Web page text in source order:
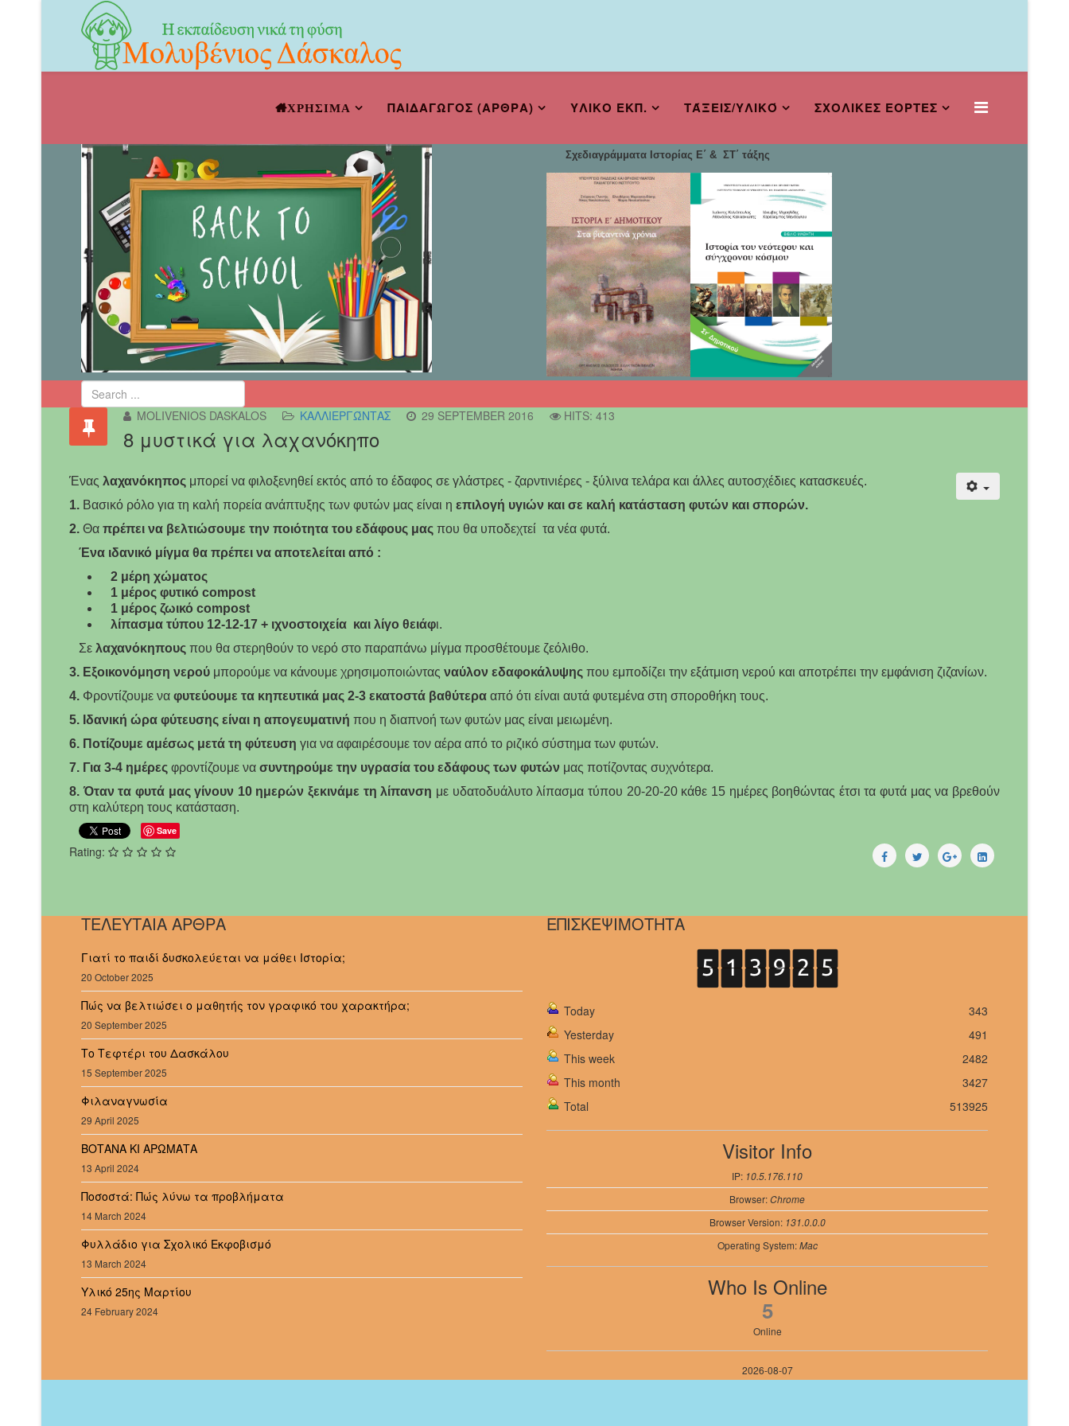
ΧΡΗΣΙΜΑ ΠΑΙΔΑΓΩΓΟΣ (ΑΡΘΡΑ) ΥΛΙΚΟ ΕΚΠ. ΤΆΞΕΙΣ/ΥΛΙΚΌ ΣΧΟΛΙΚΕΣ ΕΟΡΤΕΣ
Σχεδιαγράμματα Ιστορίας Ε΄ & ΣΤ΄ τάξης
MOLIVENIOS DASKALOS ΚΑΛΛΙΕΡΓΏΝΤΑΣ 29 SEPTEMBER 2016 HITS: 413
8 μυστικά για λαχανόκηπο
Ένας λαχανόκηπος μπορεί να φιλοξενηθεί εκτός από το έδαφος σε γλάστρες - ζαρντινιέρες - ξύλινα τελάρα και άλλες αυτοσχέδιες κατασκευές.
1. Βασικό ρόλο για τη καλή πορεία ανάπτυξης των φυτών μας είναι η επιλογή υγιών και σε καλή κατάσταση φυτών και σπορών.
2. Θα πρέπει να βελτιώσουμε την ποιότητα του εδάφους μας που θα υποδεχτεί τα νέα φυτά.
Ένα ιδανικό μίγμα θα πρέπει να αποτελείται από :
2 μέρη χώματος
1 μέρος φυτικό compost
1 μέρος ζωικό compost
λίπασμα τύπου 12-12-17 + ιχνοστοιχεία και λίγο θειάφι.
Σε λαχανόκηπους που θα στερηθούν το νερό στο παραπάνω μίγμα προσθέτουμε ζεόλιθο.
3. Εξοικονόμηση νερού μπορούμε να κάνουμε χρησιμοποιώντας ναύλον εδαφοκάλυψης που εμποδίζει την εξάτμιση νερού και αποτρέπει την εμφάνιση ζιζανίων.
4. Φροντίζουμε να φυτεύουμε τα κηπευτικά μας 2-3 εκατοστά βαθύτερα από ότι είναι αυτά φυτεμένα στη σποροθήκη τους.
5. Ιδανική ώρα φύτευσης είναι η απογευματινή που η διαπνοή των φυτών μας είναι μειωμένη.
6. Ποτίζουμε αμέσως μετά τη φύτευση για να αφαιρέσουμε τον αέρα από το ριζικό σύστημα των φυτών.
7. Για 3-4 ημέρες φροντίζουμε να συντηρούμε την υγρασία του εδάφους των φυτών μας ποτίζοντας συχνότερα.
8. Όταν τα φυτά μας γίνουν 10 ημερών ξεκινάμε τη λίπανση με υδατοδυάλυτο λίπασμα τύπου 20-20-20 κάθε 15 ημέρες βοηθώντας έτσι τα φυτά μας να βρεθούν
στη καλύτερη τους κατάσταση.
Save
Rating:
ΤΕΛΕΥΤΑΙΑ ΑΡΘΡΑ
Γιατί το παιδί δυσκολεύεται να μάθει Ιστορία;
20 October 2025
Πώς να βελτιώσει ο μαθητής τον γραφικό του χαρακτήρα;
20 September 2025
Το Τεφτέρι του Δασκάλου
15 September 2025
Φιλαναγνωσία
29 April 2025
ΒΟΤΑΝΑ ΚΙ ΑΡΩΜΑΤΑ
13 April 2024
Ποσοστά: Πώς λύνω τα προβλήματα
14 March 2024
Φυλλάδιο για Σχολικό Εκφοβισμό
13 March 2024
Υλικό 25ης Μαρτίου
24 February 2024
ΕΠΙΣΚΕΨΙΜΟΤΗΤΑ
Today
343
Yesterday
491
This week
2482
This month
3427
Total
513925
Visitor Info
IP: 10.5.176.110
Browser:Chrome
Browser Version: 131.0.0.0
Operating System:Mac
Who Is Online
5
Online
2026-08-07